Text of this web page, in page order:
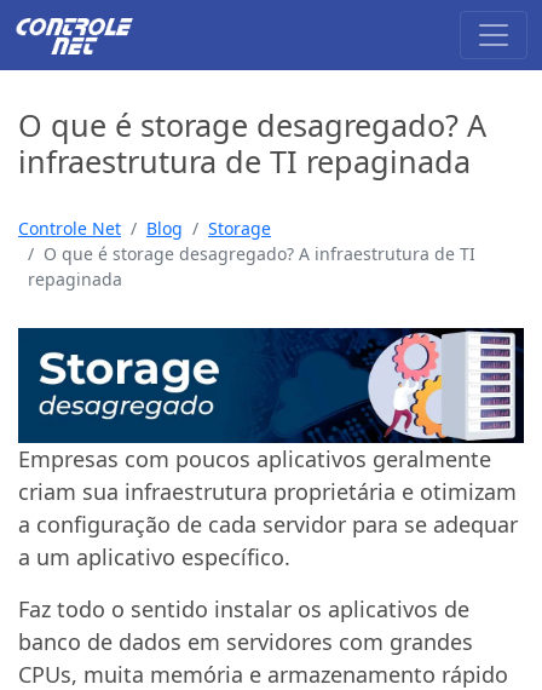
O que é storage desagregado? A
infraestrutura de TI repaginada
Controle Net Blog
Storage
O que é storage desagregado? A infraestrutura de TI
repaginada
Empresas com poucos aplicativos geralmente
criam sua infraestrutura proprietária e otimizam
a configuração de cada servidor para se adequar
a um aplicativo específico.
Faz todo o sentido instalar os aplicativos de
banco de dados em servidores com grandes
CPUs, muita memória e armazenamento rápido